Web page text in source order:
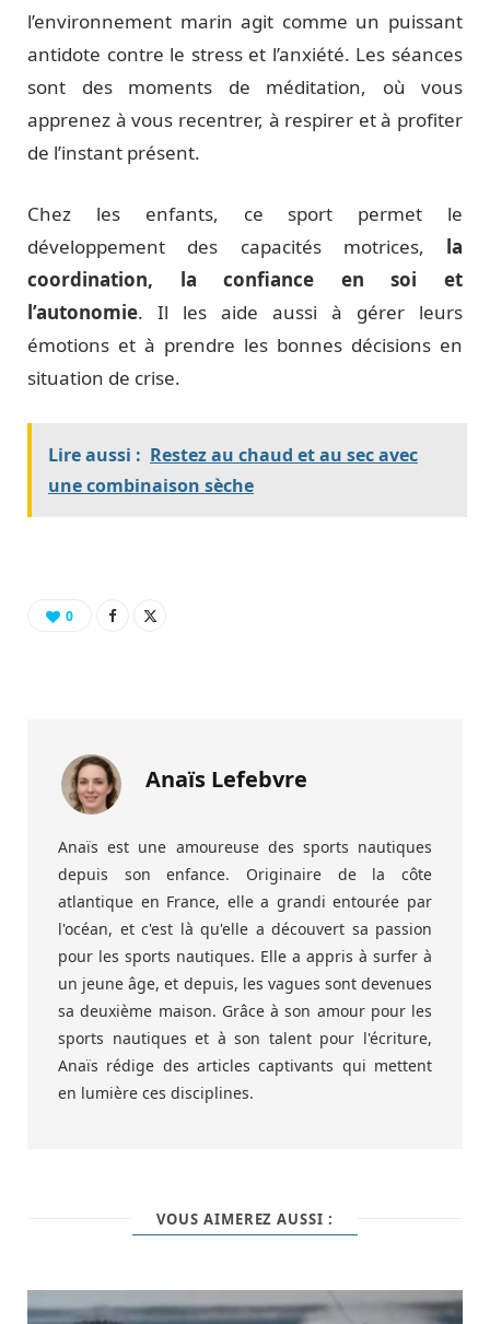
l’environnement marin agit comme un puissant
antidote contre le stress et l’anxiété. Les séances
sont des moments de méditation, où vous
apprenez à vous recentrer, à respirer et à profiter
de l’instant présent.
Chez les enfants, ce sport permet le
développement des capacités motrices, la
coordination, la confiance en soi et
l’autonomie. Il les aide aussi à gérer leurs
émotions et à prendre les bonnes décisions en
situation de crise.
Lire aussi : Restez au chaud et au sec avec
une combinaison sèche
0
Anaïs Lefebvre
Anaïs est une amoureuse des sports nautiques
depuis son enfance. Originaire de la côte
atlantique en France, elle a grandi entourée par
l'océan, et c'est là qu'elle a découvert sa passion
pour les sports nautiques. Elle a appris à surfer à
un jeune âge, et depuis, les vagues sont devenues
sa deuxième maison. Grâce à son amour pour les
sports nautiques et à son talent pour l'écriture,
Anaïs rédige des articles captivants qui mettent
en lumière ces disciplines.
VOUS AIMEREZ AUSSI :